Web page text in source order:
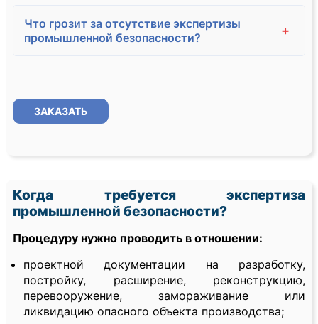
Что грозит за отсутствие экспертизы
промышленной безопасности?
+
ЗАКАЗАТЬ
Когда требуется экспертиза
промышленной безопасности?
Процедуру нужно проводить в отношении:
проектной документации на разработку,
постройку, расширение, реконструкцию,
перевооружение, замораживание или
ликвидацию опасного объекта производства;